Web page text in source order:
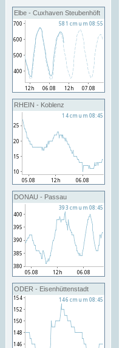
Elbe - Cuxhaven Steubenhöft
RHEIN - Koblenz
DONAU - Passau
ODER - Eisenhüttenstadt